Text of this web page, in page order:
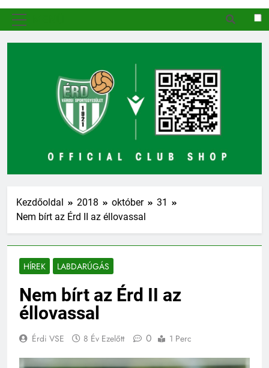
Kezdőoldal 2018 október
31
Nem bírt az Érd II az éllovassal
HÍREK LABDARÚGÁS
Nem bírt az Érd II az
éllovassal
Érdi VSE 8 Év Ezelőtt 0 1 Perc